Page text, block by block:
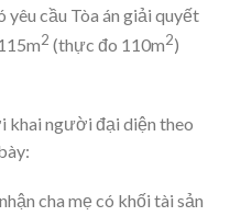
yêu cầu Tòa án giải quyết
2 (thực đo 110m2)
khai người đại diện theo
cha mẹ có khối tài sản